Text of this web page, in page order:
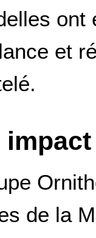
et
impact
de la